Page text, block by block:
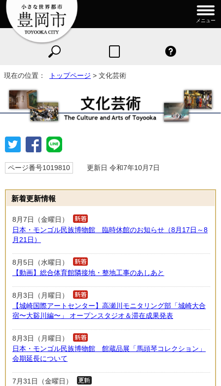
メニュー
現在の位置： トップページ > 文化芸術
ページ番号1019810 更新日 令和7年10月7日
新着更新情報
8月7日（金曜日）
日本・モンゴル民族博物館 臨時休館のお知らせ（8月17日～8
月21日）
8月5日（水曜日）
【動画】総合体育館隣接地・整地工事のあしあと
8月3日（月曜日）
【城崎国際アートセンター】高瀬川モニタリング部「城崎大合
宿〜大谿川編〜」 オープンスタジオ＆滞在成果発表
8月3日（月曜日）
日本・モンゴル民族博物館 館蔵品展「馬頭琴コレクション」
会期延長について
7月31日（金曜日）